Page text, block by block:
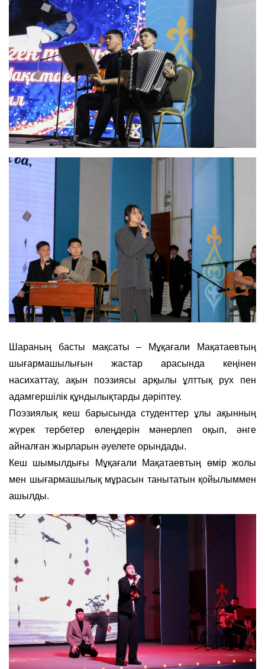
Шараның басты мақсаты – Мұқағали Мақатаевтың
шығармашылығын жастар арасында кеңінен
насихаттау, ақын поэзиясы арқылы ұлттық рух пен
адамгершілік құндылықтарды дәріптеу.
Поэзиялық кеш барысында студенттер ұлы ақынның
жүрек тербетер өлеңдерін мәнерлеп оқып, әнге
айналған жырларын әуелете орындады.
Кеш шымылдығы Мұқағали Мақатаевтың өмір жолы
мен шығармашылық мұрасын танытатын қойылыммен
ашылды.